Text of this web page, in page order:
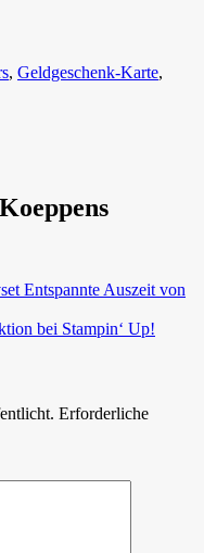
, Geldgeschenk-Karte,
Entspannte Auszeit von
bei Stampin‘ Up!
Erforderliche